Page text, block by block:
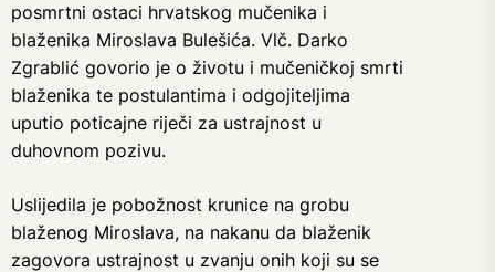
posmrtni ostaci hrvatskog mučenika i
blaženika Miroslava Bulešića. Vlč. Darko
Zgrablić govorio je o životu i mučeničkoj smrti
blaženika te postulantima i odgojiteljima
uputio poticajne riječi za ustrajnost u
duhovnom pozivu.
Uslijedila je pobožnost krunice na grobu
blaženog Miroslava, na nakanu da blaženik
zagovora ustrajnost u zvanju onih koji su se